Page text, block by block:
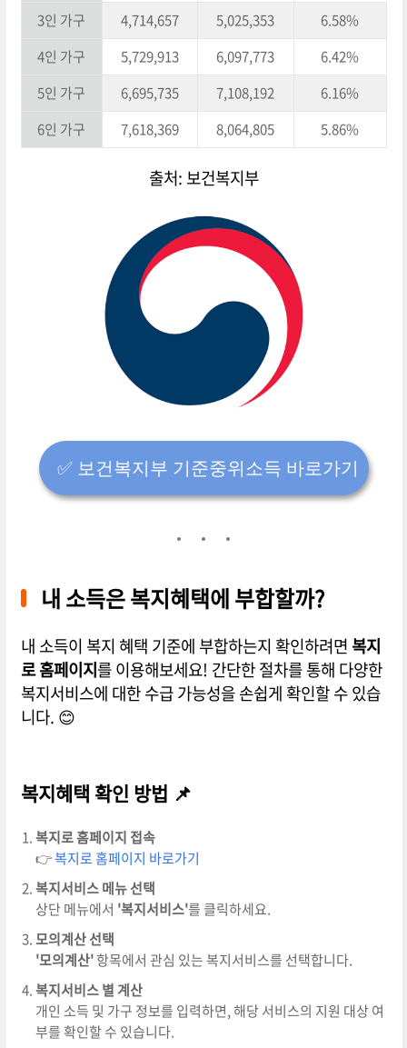
3인 가구 4,714,657 5,025,353
6.58%
4인 가구
5,729,913 6,097,773
6.42%
5인 가구
6,695,735 7,108,192
6.16%
6인 가구
7,618,369 8,064,805 5.86%
출처: 보건복지부
✅️ 보건복지부 기준중위소득 바로가기
내 소득은 복지혜택에 부합할까?
내 소득이 복지 혜택 기준에 부합하는지 확인하려면 복지
로 홈페이지를 이용해보세요! 간단한 절차를 통해 다양한
복지서비스에 대한 수급 가능성을 손쉽게 확인할 수 있습
니다. 😊
복지혜택 확인 방법 📌
복지로 홈페이지 접속
👉복지로 홈페이지 바로가기
복지서비스 메뉴 선택
상단 메뉴에서 '복지서비스'를 클릭하세요.
모의계산 선택
'모의계산'항목에서 관심 있는 복지서비스를 선택합니다.
복지서비스 별 계산
개인 소득 및 가구 정보를 입력하면, 해당 서비스의 지원 대상 여
부를 확인할 수 있습니다.